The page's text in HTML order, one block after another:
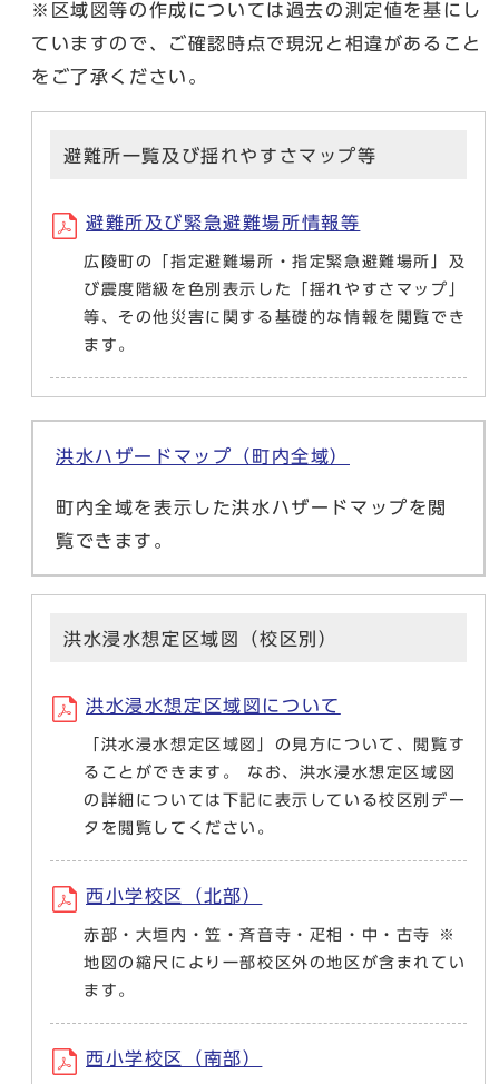
※区域図等の作成については過去の測定値を基にし
ていますので、ご確認時点で現況と相違があること
をご了承ください。
避難所一覧及び揺れやすさマップ等
避難所及び緊急避難場所情報等
広陵町の「指定避難場所・指定緊急避難場所」及
び震度階級を色別表示した「揺れやすさマップ」
等、その他災害に関する基礎的な情報を閲覧でき
ます。
洪水ハザードマップ（町内全域）
町内全域を表示した洪水ハザードマップを閲
覧できます。
洪水浸水想定区域図（校区別）
洪水浸水想定区域図について
「洪水浸水想定区域図」の見方について、閲覧す
ることができます。 なお、洪水浸水想定区域図
の詳細については下記に表示している校区別デー
タを閲覧してください。
西小学校区（北部）
赤部・大垣内・笠・斉音寺・疋相・中・古寺 ※
地図の縮尺により一部校区外の地区が含まれてい
ます。
西小学校区（南部）